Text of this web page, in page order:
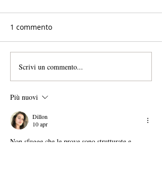
1 commento
Scrivi un commento...
Più nuovi
Dillon
10 apr
Non sfugge che le prove sono strutturate e